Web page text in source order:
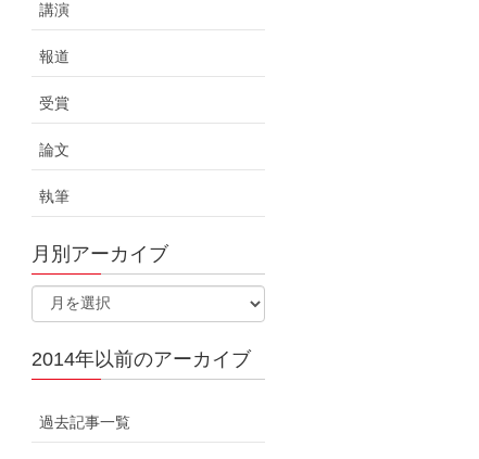
講演
報道
受賞
論文
執筆
月別アーカイブ
2014年以前のアーカイブ
過去記事一覧